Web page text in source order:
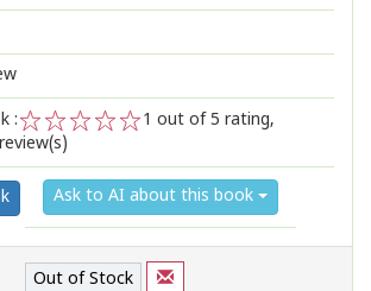
:
2
1
1 out of 5 rating,
review(s)
Ask to AI about this book
Out of Stock